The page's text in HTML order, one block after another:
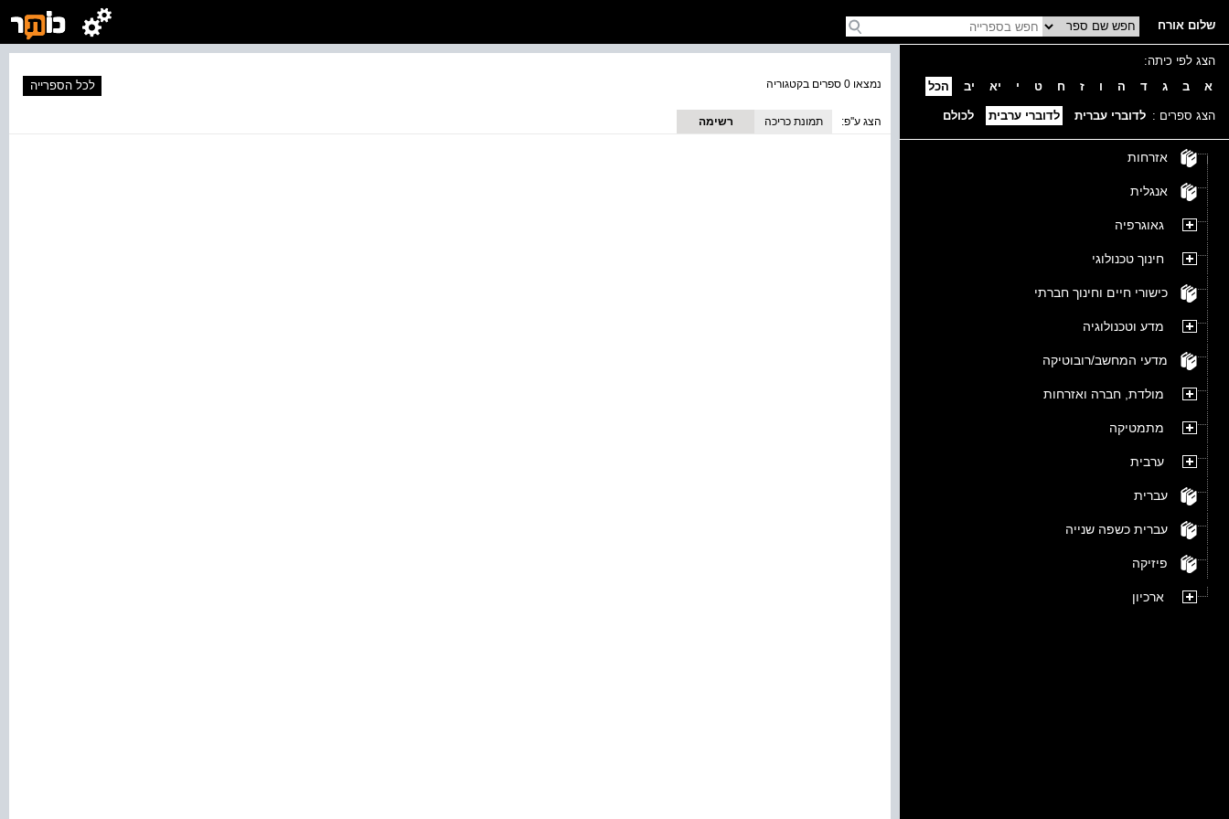
שלום אורח
הצג לפי כיתה:
א
ב ג ד ה ו ז ח ט י יא יב הכל
הצג ספרים : לדוברי עברית לדוברי ערבית לכולם
אזרחות
אנגלית
גאוגרפיה
חינוך טכנולוגי
כישורי חיים וחינוך חברתי
מדע וטכנולוגיה
מדעי המחשב/רובוטיקה
מולדת, חברה ואזרחות
מתמטיקה
ערבית
עברית
עברית כשפה שנייה
פיזיקה
ארכיון
נמצאו 0 ספרים בקטגוריה לכל הספרייה
הצג ע''פ: תמונת כריכה רשימה